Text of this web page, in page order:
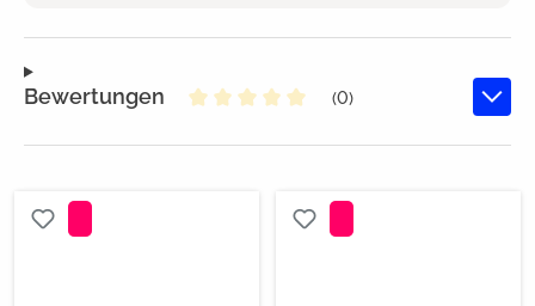
Bewertungen
(0)